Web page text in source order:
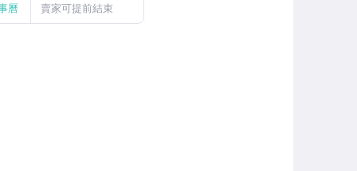
曆 賣家可提前結束